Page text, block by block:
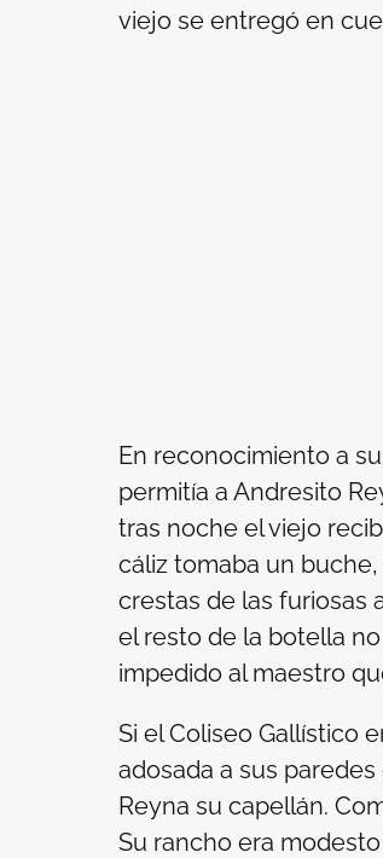
viejo se entregó en
En reconocimiento a
permitía a Andresito
tras noche el viejo
cáliz tomaba un
crestas de las furiosas
el resto de la botella
impedido al maestro
Si el Coliseo Gallístico
adosada a sus
Reyna su capellán.
Su rancho era